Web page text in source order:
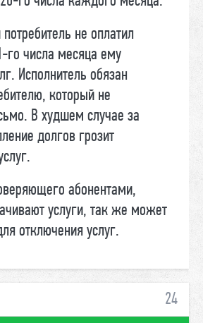
не оплатил
го числа месяца ему
Исполнитель обязан
который не
В худшем случае за
долгов грозит
абонентами,
услуги, так же может
отключения услуг.
24